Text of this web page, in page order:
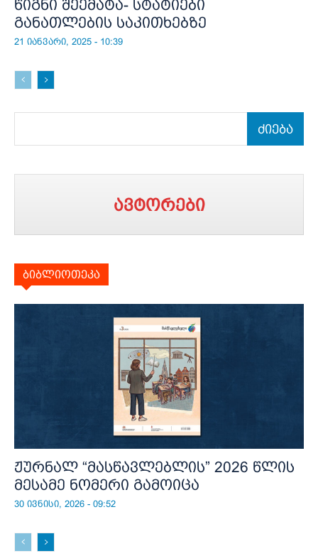
წიგნი შეემატა- სტატიები
განათლების საკითხებზე
21 იანვარი, 2025 - 10:39
ძიება
ავტორები
ბიბლიოთეკა
ჟურნალ “მასწავლებლის” 2026 წლის
მესამე ნომერი გამოიცა
30 ივნისი, 2026 - 09:52